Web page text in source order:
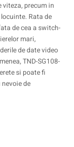
viteza, precum in
Rata de
de cea a switch-
mari,
de date video
TND-SG108-
si poate fi
de